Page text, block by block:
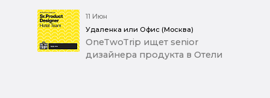
11 Июн
Удаленка или Офис (Москва)
OneTwoTrip ищет senior
дизайнера продукта в Отели